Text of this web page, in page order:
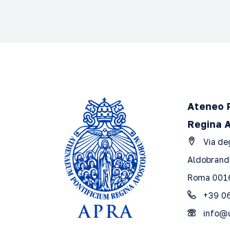
Ateneo
Regina
Via
Roma
+39